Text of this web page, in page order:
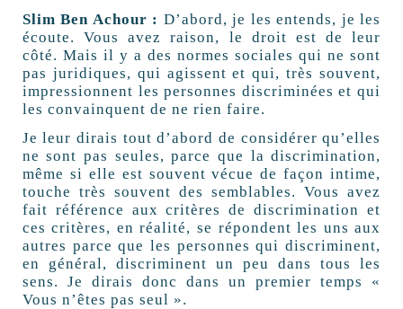
Slim Ben Achour : D’abord, je les entends, je les
écoute. Vous avez raison, le droit est de leur
côté. Mais il y a des normes sociales qui ne sont
pas juridiques, qui agissent et qui, très souvent,
impressionnent les personnes discriminées et qui
les convainquent de ne rien faire.
Je leur dirais tout d’abord de considérer qu’elles
ne sont pas seules, parce que la discrimination,
même si elle est souvent vécue de façon intime,
touche très souvent des semblables. Vous avez
fait référence aux critères de discrimination et
ces critères, en réalité, se répondent les uns aux
autres parce que les personnes qui discriminent,
en général, discriminent un peu dans tous les
sens. Je dirais donc dans un premier temps «
Vous n’êtes pas seul ».